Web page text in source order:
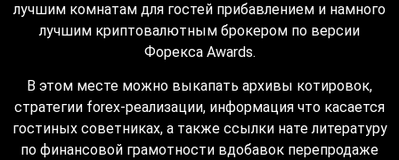
лучшим комнатам для гостей прибавлением и намного
лучшим криптовалютным брокером по версии
Форекса Awards.
В этом месте можно выкапать архивы котировок,
стратегии forex-реализации, информация что касается
гостиных советниках, а также ссылки нате литературу
по финансовой грамотности вдобавок перепродаже